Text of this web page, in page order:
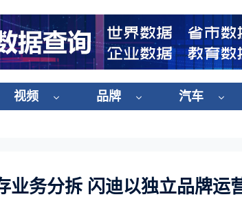
视频 品牌 汽车
业务分拆 闪迪以独立品牌运